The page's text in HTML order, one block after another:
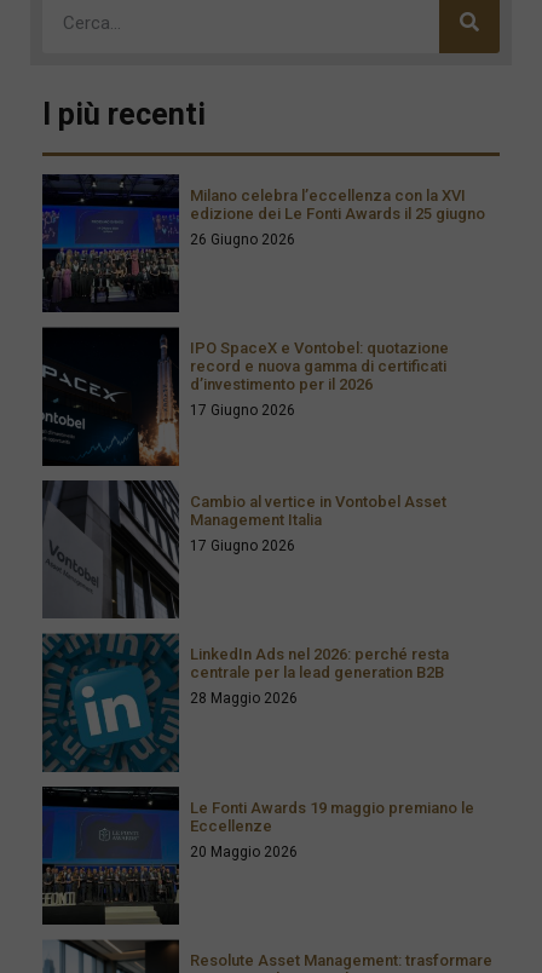
I più recenti
Milano celebra l’eccellenza con la XVI
edizione dei Le Fonti Awards il 25 giugno
26 Giugno 2026
IPO SpaceX e Vontobel: quotazione
record e nuova gamma di certificati
d’investimento per il 2026
17 Giugno 2026
Cambio al vertice in Vontobel Asset
Management Italia
17 Giugno 2026
LinkedIn Ads nel 2026: perché resta
centrale per la lead generation B2B
28 Maggio 2026
Le Fonti Awards 19 maggio premiano le
Eccellenze
20 Maggio 2026
Resolute Asset Management: trasformare